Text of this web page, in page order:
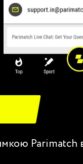
Parimatch